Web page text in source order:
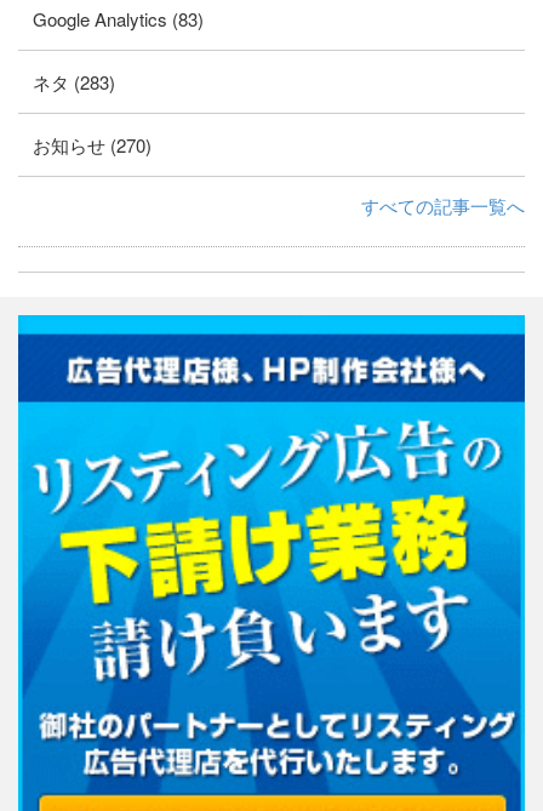
Google Analytics (83)
ネタ (283)
お知らせ (270)
すべての記事一覧へ